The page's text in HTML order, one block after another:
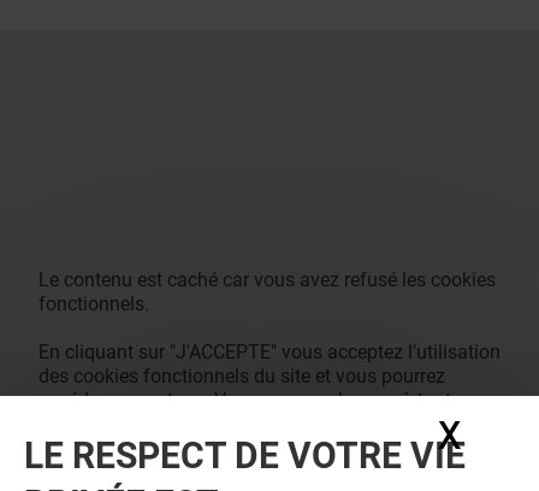
Le contenu est caché car vous avez refusé les cookies
fonctionnels.
En cliquant sur "J'ACCEPTE" vous acceptez l'utilisation
des cookies fonctionnels du site et vous pourrez
accéder au contenu. Vous pouvez changer à tout
moment vos consentements des cookies dans notre
page de management des cookies.
LE RESPECT DE VOTRE VIE
X